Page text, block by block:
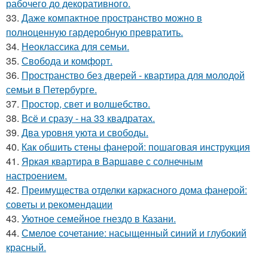
рабочего до декоративного.
33. Даже компактное пространство можно в
полноценную гардеробную превратить.
34. Неоклассика для семьи.
35. Свобода и комфорт.
36. Пространство без дверей - квартира для молодой
семьи в Петербурге.
37. Простор, свет и волшебство.
38. Всё и сразу - на 33 квадратах.
39. Два уровня уюта и свободы.
40. Как обшить стены фанерой: пошаговая инструкция
41. Яркая квартира в Варшаве с солнечным
настроением.
42. Преимущества отделки каркасного дома фанерой:
советы и рекомендации
43. Уютное семейное гнездо в Казани.
44. Смелое сочетание: насыщенный синий и глубокий
красный.